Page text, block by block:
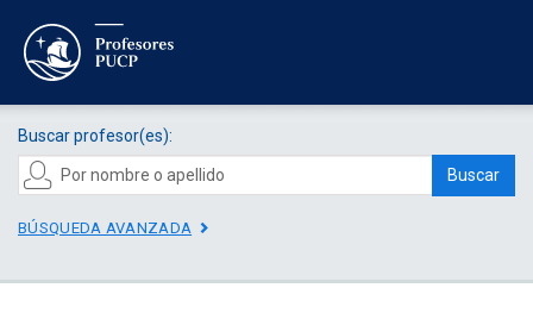
Buscar profesor(es):
Buscar
BÚSQUEDA AVANZADA